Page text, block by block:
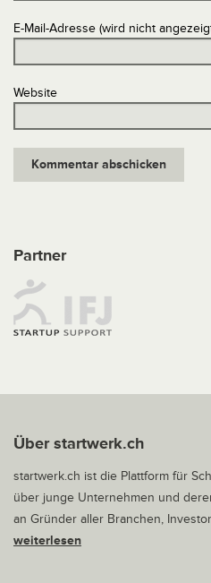
E-Mail-Adresse (wird nicht
Website
Partner
Über startwerk.ch
startwerk.ch ist die Plattform für
über junge Unternehmen und
an Gründer aller Branchen,
weiterlesen